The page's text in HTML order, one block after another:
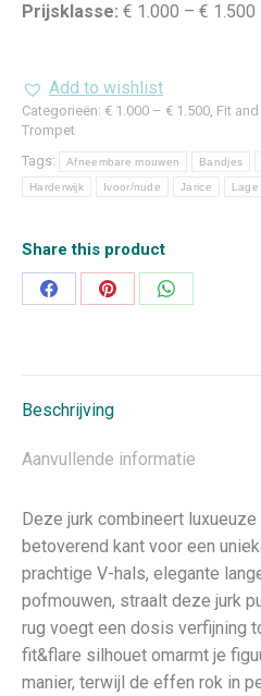
Prijsklasse: € 1.000 – € 1.500
Add to wishlist
Categorieën: € 1.000 – € 1.500, Fit
Trompet
Tags:
Afneembare mouwen Bandjes
Harderwijk Ivoor/nude Jarice Lage
Share this product
Deel
Deel
Deel
Beschrijving
Aanvullende informatie
Deze jurk combineert
betoverend kant voor een
prachtige V-hals, elegante
pofmouwen, straalt deze jurk
rug voegt een dosis verfijning
fit&flare silhouet omarmt je
manier, terwijl de effen rok in